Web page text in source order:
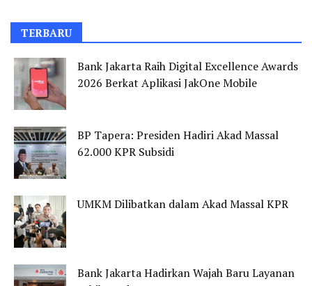
TERBARU
Bank Jakarta Raih Digital Excellence Awards
2026 Berkat Aplikasi JakOne Mobile
BP Tapera: Presiden Hadiri Akad Massal
62.000 KPR Subsidi
UMKM Dilibatkan dalam Akad Massal KPR
Bank Jakarta Hadirkan Wajah Baru Layanan